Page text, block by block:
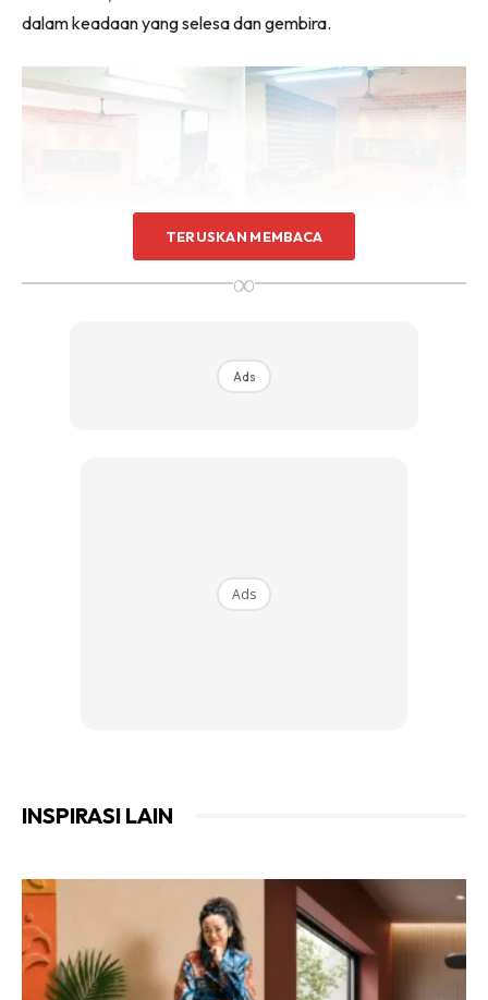
Sentuhan Midas penuh kemewahan dan elegant
Rahsia dari IMPIANA, download sekarang di
dalam keadaan yang selesa dan gembira.
boleh diberikan kepada wanita ini bersama suami dan
rakan-rakannya apabila berjaya mentransformasikan stor
“Kebetulan ada stor di sebelah pejabat yang tidak
digunakan, jadi saya dan suami, berbincang untuk
TERUSKAN MEMBACA
∞
Ads
Ads
INSPIRASI LAIN